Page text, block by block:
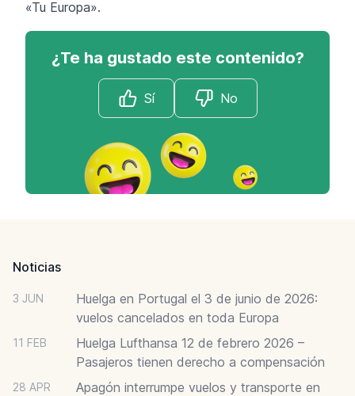
«Tu Europa».
¿Te ha gustado este contenido?
Sí No
Noticias
3 JUN
Huelga en Portugal el 3 de junio de 2026:
vuelos cancelados en toda Europa
11 FEB
Huelga Lufthansa 12 de febrero 2026 –
Pasajeros tienen derecho a compensación
28 APR
Apagón interrumpe vuelos y transporte en